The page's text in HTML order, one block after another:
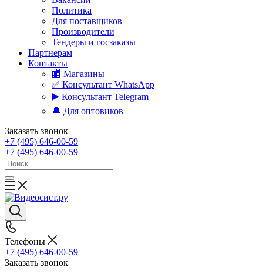
Политика
Для поставщиков
Производители
Тендеры и госзаказы
Партнерам
Контакты
🏬 Магазины
✅️ Консультант WhatsApp
▶️ Консультант Telegram
🔔 Для оптовиков
Заказать звонок
+7 (495) 646-00-59
+7 (495) 646-00-59
Телефоны
+7 (495) 646-00-59
Заказать звонок